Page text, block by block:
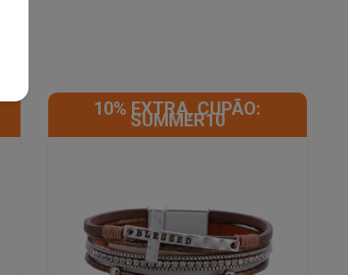
10% EXTRA, CUPÃO:
SUMMER10